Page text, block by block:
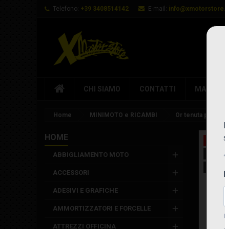
Telefono: +39 3408514142 E-mail:
CHI SIAMO CONTATTI MARCHI
Home MINIMOTO e RICAMBI Or tenuta per
HOME
ABBIGLIAMENTO MOTO
ACCESSORI
ADESIVI E GRAFICHE
AMMORTIZZATORI E FORCELLE
ATTREZZI OFFICINA
In
Nuovo